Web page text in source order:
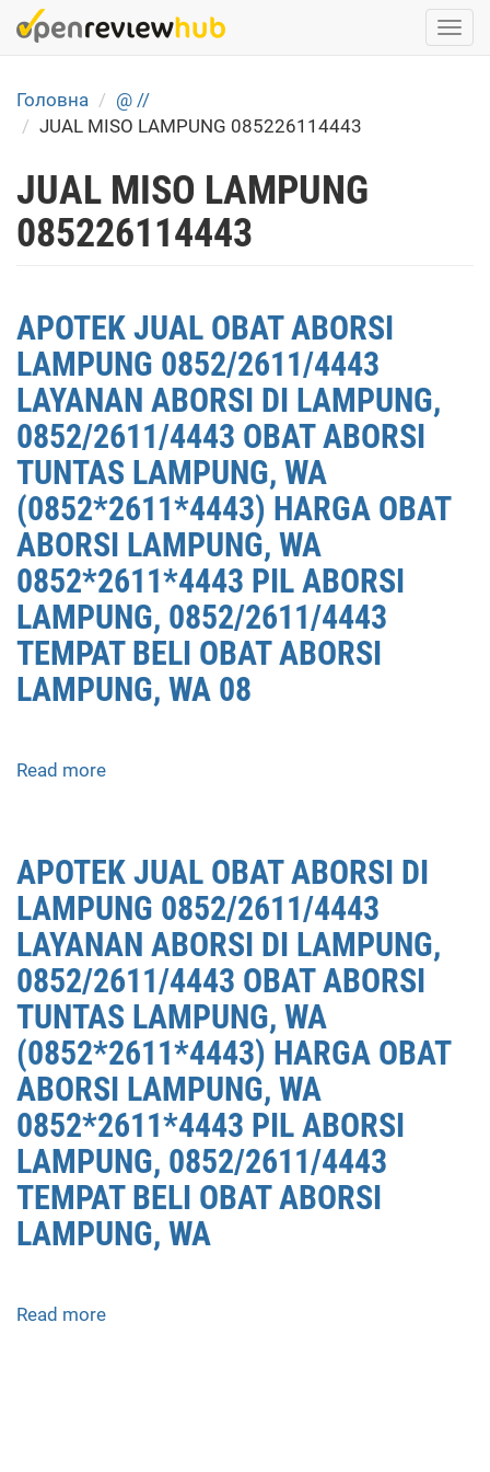
Skip
to
content
Головна
@ //
JUAL MISO LAMPUNG 085226114443
JUAL MISO LAMPUNG
085226114443
APOTEK JUAL OBAT ABORSI
LAMPUNG 0852/2611/4443
LAYANAN ABORSI DI LAMPUNG,
0852/2611/4443 OBAT ABORSI
TUNTAS LAMPUNG, WA
(0852*2611*4443) HARGA OBAT
ABORSI LAMPUNG, WA
0852*2611*4443 PIL ABORSI
LAMPUNG, 0852/2611/4443
TEMPAT BELI OBAT ABORSI
LAMPUNG, WA 08
Read more
ABORSI
LAMPUNG
0852/2611/4443
LAYANAN
ABORSI
DI
LAMPUNG,
0852/2611/4443
OBAT
ABORSI
TUNTAS
LAMPUNG,
WA
(0852*2611*4443)
HARGA
APOTEK JUAL OBAT ABORSI DI
LAMPUNG 0852/2611/4443
LAYANAN ABORSI DI LAMPUNG,
0852/2611/4443 OBAT ABORSI
TUNTAS LAMPUNG, WA
(0852*2611*4443) HARGA OBAT
ABORSI LAMPUNG, WA
0852*2611*4443 PIL ABORSI
LAMPUNG, 0852/2611/4443
TEMPAT BELI OBAT ABORSI
LAMPUNG, WA
Read more